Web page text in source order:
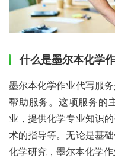
什么是墨尔本化学
墨尔本化学作业代写服
帮助服务。这项服务的
业，提供化学专业知识
术的指导等。无论是基
化学研究，墨尔本化学